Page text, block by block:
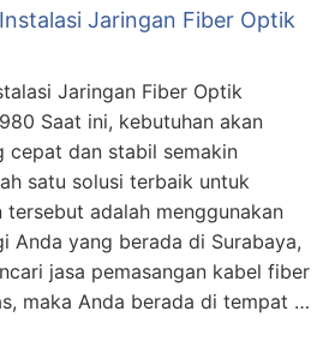
Jaringan Fiber Optik
Jaringan Fiber Optik
Saat ini, kebutuhan akan
cepat dan stabil semakin
satu solusi terbaik untuk
tersebut adalah menggunakan
Anda yang berada di Surabaya,
jasa pemasangan kabel fiber
maka Anda berada di tempat …